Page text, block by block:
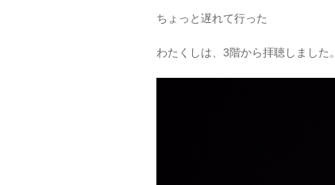
ちょっと遅れて行った
わたくしは、3階から拝聴しました。